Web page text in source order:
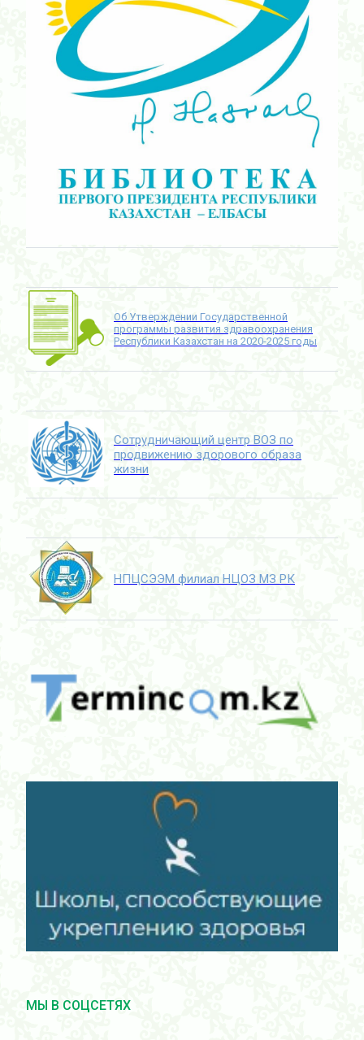
Об Утверждении Государственной
программы развития здравоохранения
Республики Казахстан на 2020-2025 годы
Сотрудничающий центр ВОЗ по
продвижению здорового образа
жизни
НПЦСЭЭМ филиал НЦОЗ МЗ РК
МЫ В СОЦСЕТЯХ